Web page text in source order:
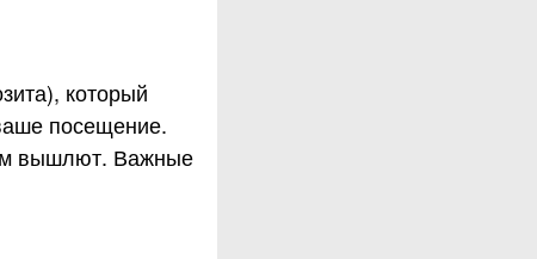
который
посещение.
вышлют. Важные